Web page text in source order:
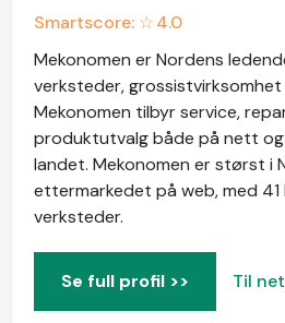
Smartscore: ☆4.0
Mekonomen er Nordens
verksteder, grossistvirksomhet
Mekonomen tilbyr service,
produktutvalg både på nett
landet. Mekonomen er størst i
ettermarkedet på web, med
verksteder.
Se full profil >> Til